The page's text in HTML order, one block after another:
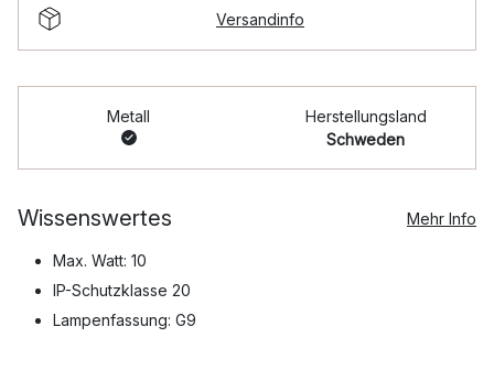
Versandinfo
Metall
Herstellungsland
Schweden
Wissenswertes Mehr Info
Max. Watt: 10
IP-Schutzklasse 20
Lampenfassung: G9